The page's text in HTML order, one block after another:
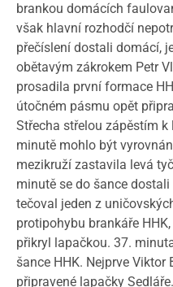
brankou domácích
však hlavní rozhodčí
přečíslení dostali domácí,
obětavým zákrokem Petr
prosadila první formace
útočném pásmu opět
Střecha střelou zápěstím k
minutě mohlo být
mezikruží zastavila levá
minutě se do šance
tečoval jeden z
protipohybu brankáře
přikryl lapačkou. 37.
šance HHK. Nejprve
připravené lapačky